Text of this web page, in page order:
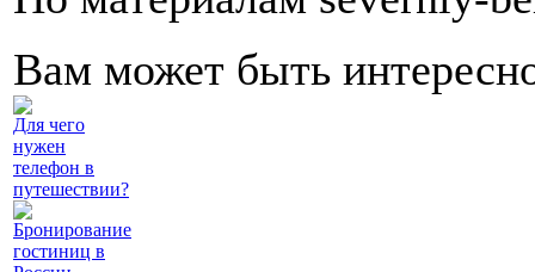
Вам может быть
Для чего
нужен
телефон в
путешествии?
Бронирование
гостиниц в